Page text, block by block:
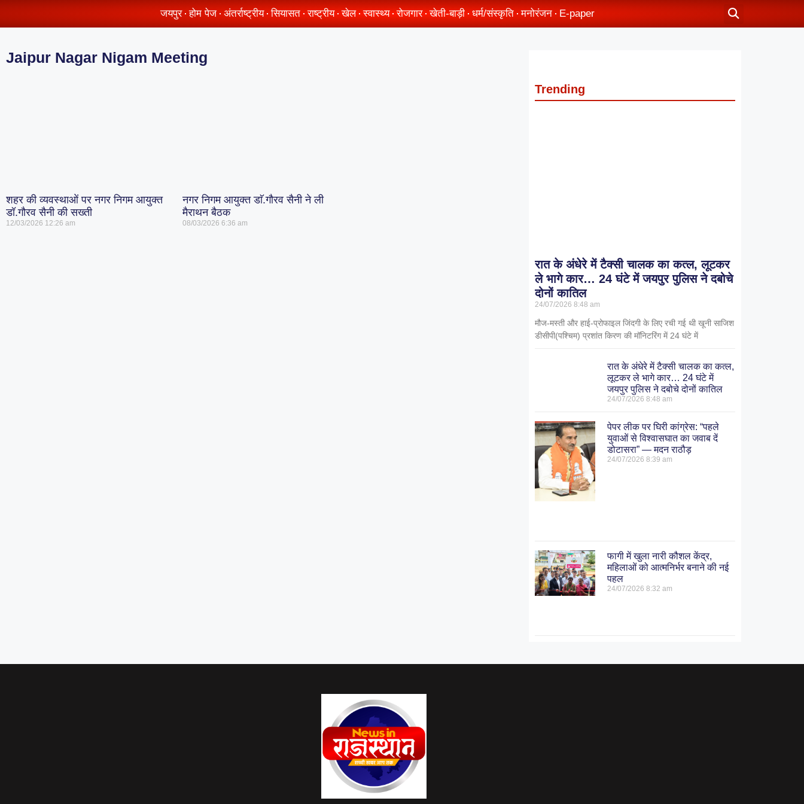
जयपुर होम पेज अंतर्राष्ट्रीय सियासत राष्ट्रीय खेल स्वास्थ्य रोजगार खेती-बाड़ी धर्म/संस्कृति मनोरंजन E-paper
Jaipur Nagar Nigam Meeting
शहर की व्यवस्थाओं पर नगर निगम आयुक्त
डॉ.गौरव सैनी की सख्ती
12/03/2026 12:26 am
नगर निगम आयुक्त डाॅ.गौरव सैनी ने ली
मैराथन बैठक
08/03/2026 6:36 am
Trending
रात के अंधेरे में टैक्सी चालक का कत्ल, लूटकर
ले भागे कार… 24 घंटे में जयपुर पुलिस ने दबोचे
दोनों कातिल
24/07/20268:48 am
मौज-मस्ती और हाई-प्रोफाइल जिंदगी के लिए रची गई थी खूनी साजिश
डीसीपी(पश्चिम) प्रशांत किरण की मॉनिटरिंग में 24 घंटे में
रात के अंधेरे में टैक्सी चालक का कत्ल,
लूटकर ले भागे कार… 24 घंटे में
जयपुर पुलिस ने दबोचे दोनों कातिल
24/07/2026 8:48 am
पेपर लीक पर घिरी कांग्रेस: “पहले
युवाओं से विश्वासघात का जवाब दें
डोटासरा” — मदन राठौड़
24/07/2026 8:39 am
फागी में खुला नारी कौशल केंद्र,
महिलाओं को आत्मनिर्भर बनाने की नई
पहल
24/07/2026 8:32 am